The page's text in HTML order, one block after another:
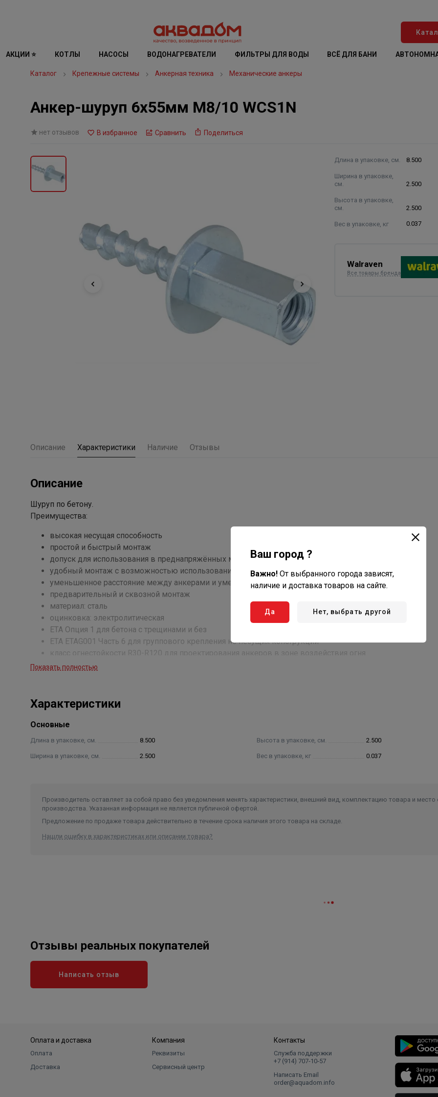
АКЦИИ ⭐ КОТЛЫ НАСОСЫ ВОДОНАГРЕВАТЕЛИ ФИЛЬТРЫ ДЛЯ ВОДЫ ВСЁ ДЛЯ БАНИ
Каталог Крепежные системы Анкерная техника Механические анкеры
Анкер-шуруп 6х55мм М8/10 WCS1N
нет отзывов В избранное Сравнить Поделиться
Длина в упаковке, см. 8.500
Ширина в упаковке,
см.
2.500
Высота в упаковке,
см.
2.500
Вес в упаковке, кг 0.037
Walraven
Все товары бренда
Описание Характеристики Наличие Отзывы
Описание
Шуруп по бетону.
Преимущества:
высокая несущая способность
простой и быстрый монтаж
допуск для использования в преднапряжённых многопустотных плитах перекрытия
удобный монтаж с возможностью использования 3 различных глубин анкеровки
уменьшенное расстояние между анкерами и уменьшенное расстояние от анкера до края основания
предварительный и сквозной монтаж
материал: сталь
оцинковка: электролитическая
ETA Опция 1 для бетона с трещинами и без
ETA ETAG001 Часть 6 для группового крепления не несущих конструкций
класс огнестойкости R30-R120 для проектирования анкеров в зоне воздействия огня
Основание:
сборные преднапряжённые многопустотные плиты перекрытия
Показать полностью
Характеристики
Основные
Длина в упаковке, см. 8.500
Ширина в упаковке, см. 2.500
Высота в упаковке, см. 2.500
Вес в упаковке, кг 0.037
Производитель оставляет за собой право без уведомления менять характеристики, внешний вид, комплектацию товара и место
производства. Указанная информация не является публичной офертой.
Предложение по продаже товара действительно в течение срока наличия этого товара на складе.
Нашли ошибку в характеристиках или описании товара?
Отзывы реальных покупателей
Написать отзыв
Оплата и доставка
Оплата
Доставка
Компания
Реквизиты
Сервисный центр
Контакты
Служба поддержки
+7 (914) 707‑10‑57
Написать Email
order@aquadom.info
Ваш город ?
Важно! От выбранного города зависят,
наличие и доставка товаров на сайте.
Да Нет, выбрать другой